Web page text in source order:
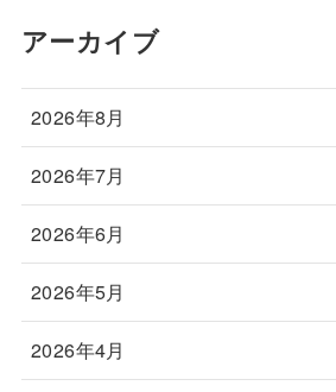
アーカイブ
2026年8月
2026年7月
2026年6月
2026年5月
2026年4月